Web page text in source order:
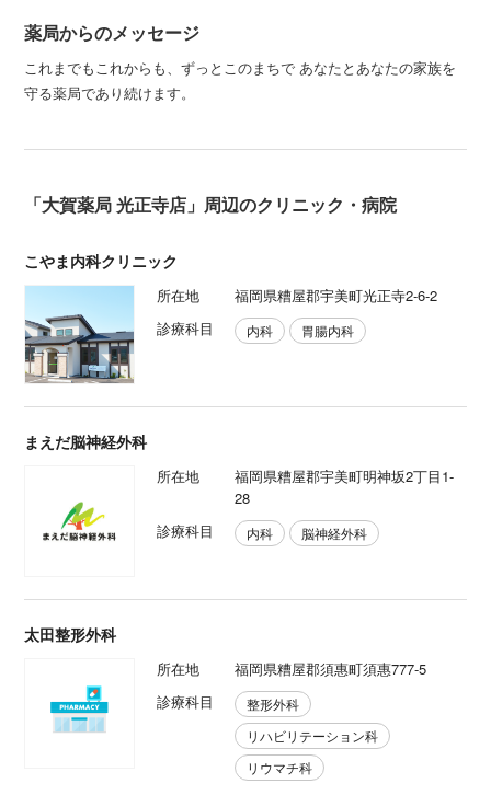
薬局からのメッセージ
これまでもこれからも、ずっとこのまちで あなたとあなたの家族を
守る薬局であり続けます。
「大賀薬局 光正寺店」周辺のクリニック・病院
こやま内科クリニック
所在地
福岡県糟屋郡宇美町光正寺2-6-2
診療科目
内科 胃腸内科
まえだ脳神経外科
所在地
福岡県糟屋郡宇美町明神坂2丁目1-
28
診療科目
内科 脳神経外科
太田整形外科
所在地
福岡県糟屋郡須惠町須惠777-5
診療科目
整形外科
リハビリテーション科
リウマチ科